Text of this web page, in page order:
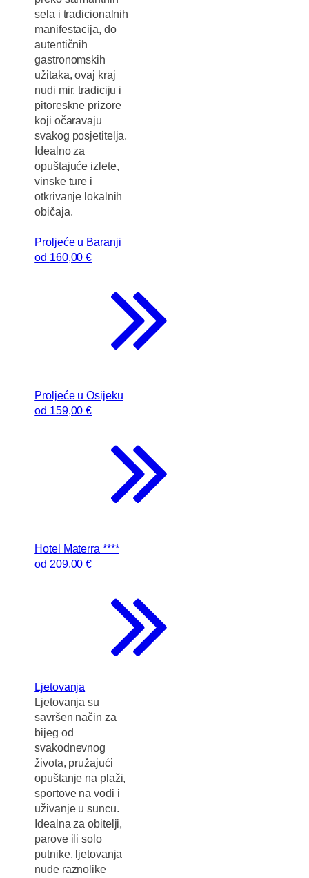
sela i tradicionalnih
manifestacija, do
autentičnih
gastronomskih
užitaka, ovaj kraj
nudi mir, tradiciju i
pitoreskne prizore
koji očaravaju
svakog posjetitelja.
Idealno za
opuštajuće izlete,
vinske ture i
otkrivanje lokalnih
običaja.
Proljeće u Baranji
od 160,00 €
Proljeće u Osijeku
od 159,00 €
Hotel Materra ****
od 209,00 €
Ljetovanja
Ljetovanja su
savršen način za
bijeg od
svakodnevnog
života, pružajući
opuštanje na plaži,
sportove na vodi i
uživanje u suncu.
Idealna za obitelji,
parove ili solo
putnike, ljetovanja
nude raznolike